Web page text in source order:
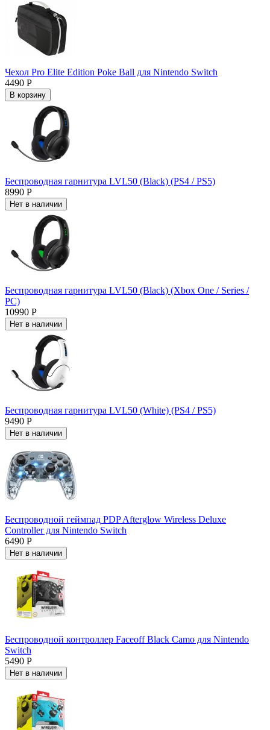
Чехол Pro Elite Edition Poke Ball для Nintendo Switch
4490 Р
В корзину
Беспроводная гарнитура LVL50 (Black) (PS4 / PS5)
8990 Р
Нет в наличии
Беспроводная гарнитура LVL50 (Black) (Xbox One / Series /
PC)
10990 Р
Нет в наличии
Беспроводная гарнитура LVL50 (White) (PS4 / PS5)
9490 Р
Нет в наличии
Беспроводной геймпад PDP Afterglow Wireless Deluxe
Controller для Nintendo Switch
6490 Р
Нет в наличии
Беспроводной контроллер Faceoff Black Camo для Nintendo
Switch
5490 Р
Нет в наличии